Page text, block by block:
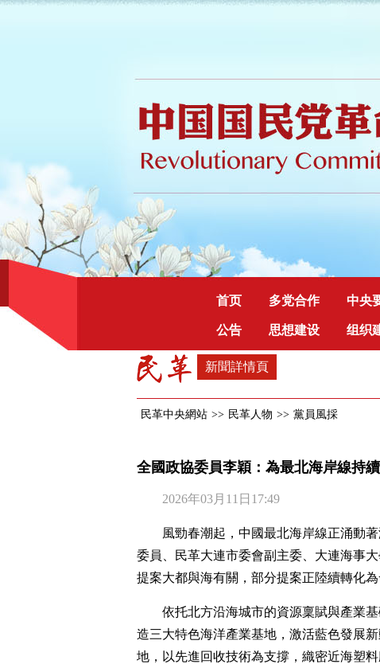
首页 多党合作 中央
公告 思想建设 组织
新聞詳情頁
民革中央網站 >> 民革人物 >> 黨員風採
全國政協委員李穎：為最北海岸線持
2026年03月11日17:49
風勁春潮起，中國最北海岸線正涌動
委員、民革大連市委會副主委、大連海事
提案大都與海有關，部分提案正陸續轉化為
依托北方沿海城市的資源稟賦與產業
造三大特色海洋產業基地，激活藍色發展
地，以先進回收技術為支撐，織密近海塑